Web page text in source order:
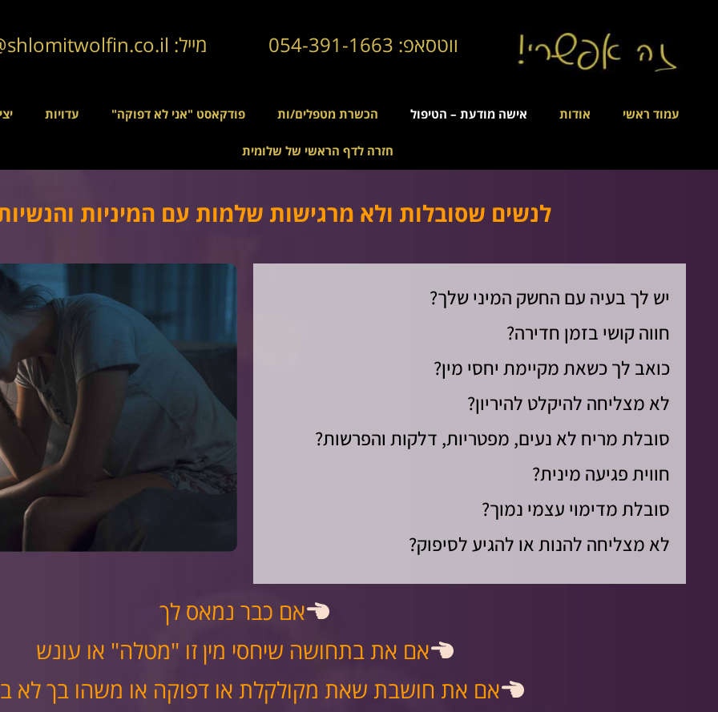
ווטסאפ: 054-391-1663 מייל: info@shlomitwolfin.co.il
עמוד ראשי אודות אישה מודעת – הטיפול הכשרת מטפלים/ות פודקאסט "אני לא דפוקה" עדויות
חזרה לדף הראשי של שלומית
לנשים שסובלות ולא מרגישות שלמות עם המיניות
יש לך בעיה עם החשק המיני שלך?
חווה קושי בזמן חדירה?
כואב לך כשאת מקיימת יחסי מין?
לא מצליחה להיקלט להיריון?
סובלת מריח לא נעים, מפטריות, דלקות והפרשות?
חווית פגיעה מינית?
סובלת מדימוי עצמי נמוך?
לא מצליחה להנות או להגיע לסיפוק?
אם כבר נמאס לך
אם את בתחושה שיחסי מין זו "מטלה" או עונש
אם את חושבת שאת מקולקלת או דפוקה או משהו בך לא